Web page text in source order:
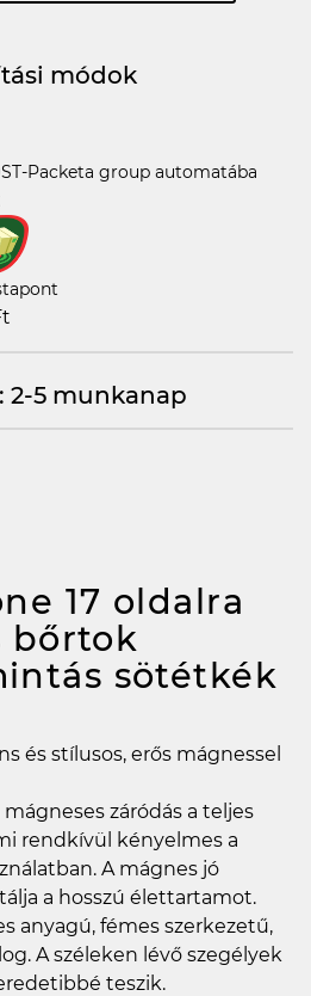
módok
Packeta group automatába
2-5 munkanap
17 oldalra
bőrtok
sötétkék
és stílusos, erős mágnessel
záródás a teljes
rendkívül kényelmes a
A mágnes jó
a hosszú élettartamot.
anyagú, fémes szerkezetű,
A széleken lévő szegélyek
teszik.